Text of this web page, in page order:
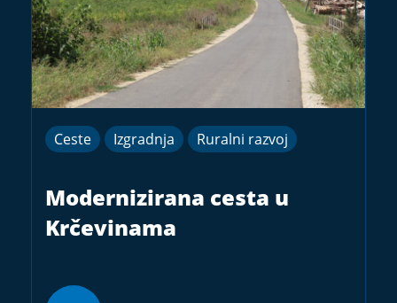
Ceste Izgradnja Ruralni razvoj
Modernizirana cesta u
Krčevinama